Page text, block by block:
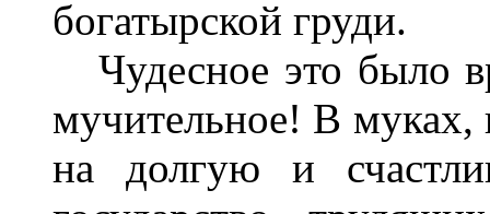
богатырской груди.
Чудесное это было
мучительное! В муках,
на долгую и